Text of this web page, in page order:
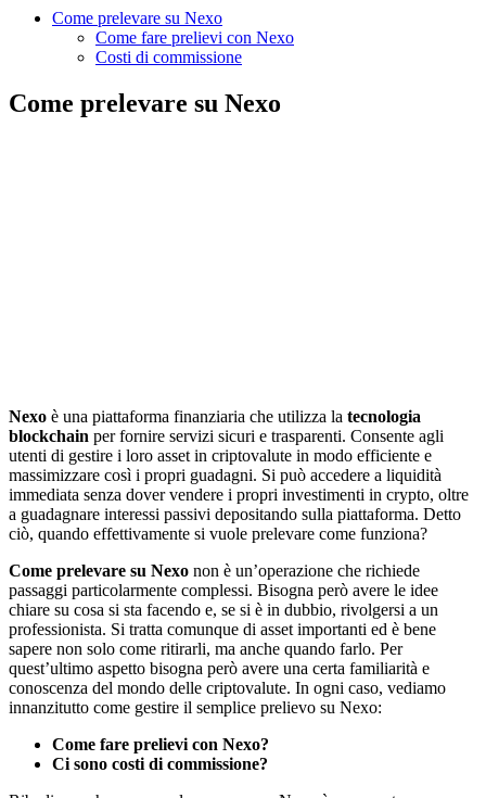
Come prelevare su Nexo
Come fare prelievi con Nexo
Costi di commissione
Come prelevare su Nexo
Nexo è una piattaforma finanziaria che utilizza la tecnologia
blockchain per fornire servizi sicuri e trasparenti. Consente agli
utenti di gestire i loro asset in criptovalute in modo efficiente e
massimizzare così i propri guadagni. Si può accedere a liquidità
immediata senza dover vendere i propri investimenti in crypto, oltre
a guadagnare interessi passivi depositando sulla piattaforma. Detto
ciò, quando effettivamente si vuole prelevare come funziona?
Come prelevare su Nexo non è un’operazione che richiede
passaggi particolarmente complessi. Bisogna però avere le idee
chiare su cosa si sta facendo e, se si è in dubbio, rivolgersi a un
professionista. Si tratta comunque di asset importanti ed è bene
sapere non solo come ritirarli, ma anche quando farlo. Per
quest’ultimo aspetto bisogna però avere una certa familiarità e
conoscenza del mondo delle criptovalute. In ogni caso, vediamo
innanzitutto come gestire il semplice prelievo su Nexo:
Come fare prelievi con Nexo?
Ci sono costi di commissione?